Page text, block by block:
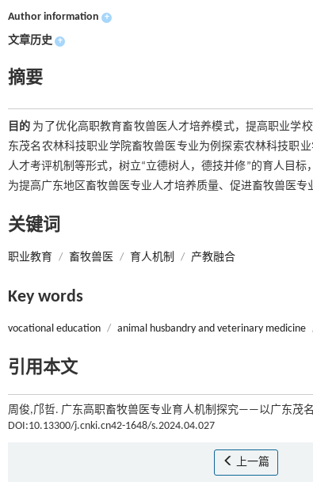
Author information +
文章历史 +
摘要
目的 为了优化高职教育畜牧兽医人才培养模式，提高职业学
东茂名农林科技职业学院畜牧兽医专业为例探索农林科技职
人才考评机制等形式，树立“立德树人，德技并修”的育人目
为提高广东地区畜牧兽医专业人才培养质量、促进畜牧兽医专
关键词
职业教育 / 畜牧兽医 / 育人机制 / 产教融合
Key words
vocational education / animal husbandry and veterinary medicine
引用本文
周俊,邝哲. 广东高职畜牧兽医专业育人机制探究——以广东茂
DOI:10.13300/j.cnki.cn42-1648/s.2024.04.027
上一篇